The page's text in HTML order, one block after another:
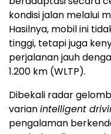
kondisi jalan melalui
Hasilnya, mobil ini
tinggi, tetapi juga
perjalanan jauh
1.200 km (WLTP).
Dibekali radar
varianintelligent
pengalaman